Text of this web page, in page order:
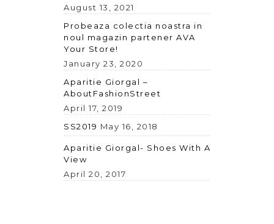
August 13, 2021
Probeaza colectia noastra in
noul magazin partener AVA
Your Store!
January 23, 2020
Aparitie Giorgal –
AboutFashionStreet
April 17, 2019
SS2019 May 16, 2018
Aparitie Giorgal- Shoes With A
View
April 20, 2017